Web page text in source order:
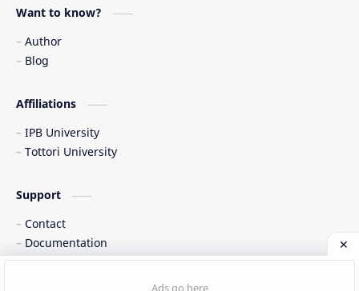
Want to know?
Author
Blog
Affiliations
IPB University
Tottori University
Support
Contact
Documentation
Danang D. Cahyadi. All rights reserved.